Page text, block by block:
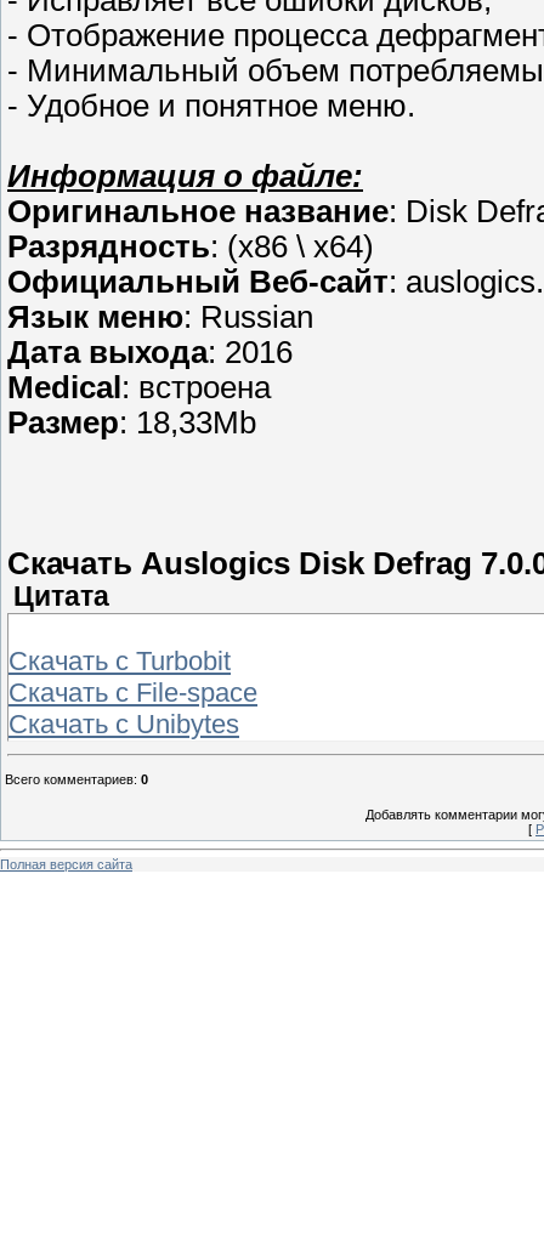
- Отображение процесса
- Минимальный объем
- Удобное и понятное меню.
Информация о файле:
Оригинальное название: Disk
Разрядность: (x86 \ x64)
Официальный Веб-сайт:
Язык меню: Russian
Дата выхода: 2016
Medical : встроена
Размер: 18,33Mb
Скачать Auslogics Disk Defrag
Цитата
Скачать с Turbobit
Скачать с File-space
Скачать с Unibytes
Всего комментариев: 0
Добавлять комментарии
[
Полная версия сайта